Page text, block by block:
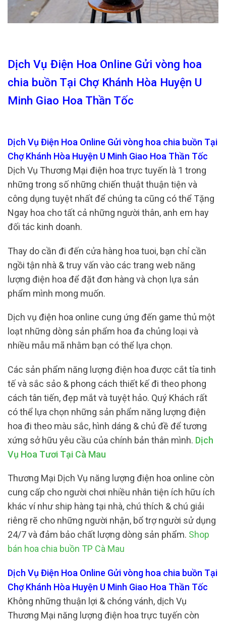
Dịch Vụ Điện Hoa Online Gửi vòng hoa
chia buồn Tại Chợ Khánh Hòa Huyện U
Minh Giao Hoa Thần Tốc
Dịch Vụ Điện Hoa Online Gửi vòng hoa chia buồn Tại
Chợ Khánh Hòa Huyện U Minh Giao Hoa Thần Tốc
Dịch Vụ Thương Mại điện hoa trực tuyến là 1 trong
những trong số những chiến thuật thuận tiện và
công dụng tuyệt nhất để chúng ta cũng có thể Tặng
Ngay hoa cho tất cả những người thân, anh em hay
đối tác kinh doanh.
Thay do cần đi đến cửa hàng hoa tuoi, bạn chỉ cần
ngồi tận nhà & truy vấn vào các trang web năng
lượng điện hoa để đặt đơn hàng và chọn lựa sản
phẩm mình mong muốn.
Dịch vụ điện hoa online cung ứng đến game thủ một
loạt những dòng sản phẩm hoa đa chủng loại và
nhiều mẫu mã nhằm bạn có thể lựa chọn.
Các sản phẩm năng lượng điện hoa được cắt tỉa tinh
tế và sắc sảo & phong cách thiết kế đi theo phong
cách tân tiến, đẹp mắt và tuyệt hảo. Quý Khách rất
có thể lựa chọn những sản phẩm năng lượng điện
hoa đi theo màu sắc, hình dáng & chủ đề để tương
xứng sở hữu yêu cầu của chính bản thân mình. Dịch
Vụ Hoa Tươi Tại Cà Mau
Thương Mại Dịch Vụ năng lượng điện hoa online còn
cung cấp cho người chơi nhiều nhân tiện ích hữu ích
khác ví như ship hàng tại nhà, chú thích & chú giải
riêng rẽ cho những người nhận, bổ trợ người sử dụng
24/7 và đảm bảo chất lượng dòng sản phẩm. Shop
bán hoa chia buồn TP Cà Mau
Dịch Vụ Điện Hoa Online Gửi vòng hoa chia buồn Tại
Chợ Khánh Hòa Huyện U Minh Giao Hoa Thần Tốc
Không những thuận lợi & chóng vánh, dịch Vụ
Thương Mại năng lượng điện hoa trực tuyến còn